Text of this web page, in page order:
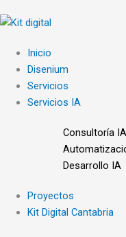
al
Inicio
Disenium
Servicios
Servicios IA
Consultoría IA
Desarrollo IA
Proyectos
Kit Digital Cantabria